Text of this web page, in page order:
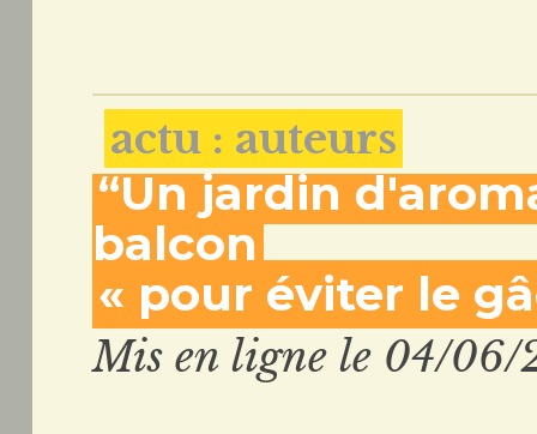
actu : auteurs
“Un jardin
balcon
« pour éviter le
Mis en ligne le 04/06/